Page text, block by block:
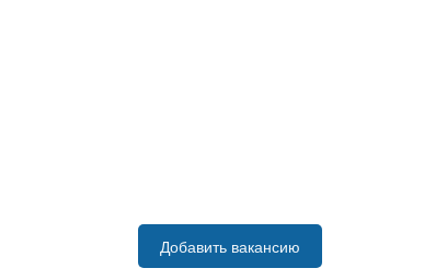
Добавить вакансию